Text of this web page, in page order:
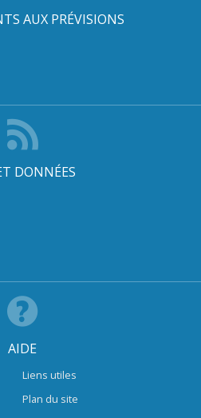
AUX PRÉVISIONS
DONNÉES
AIDE
Liens utiles
Plan du site